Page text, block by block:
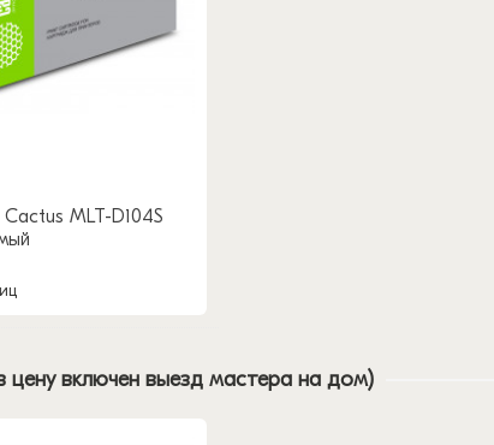
MLT-D104S
цену включен выезд мастера на дом)